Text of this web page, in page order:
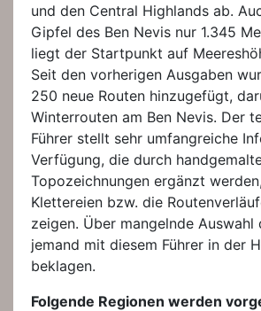
und den Central Highlands ab.
Gipfel des Ben Nevis nur 1.345
liegt der Startpunkt auf
Seit den vorherigen Ausgaben
250 neue Routen hinzugefügt,
Winterrouten am Ben Nevis. Der
Führer stellt sehr umfangreiche
Verfügung, die durch
Topozeichnungen ergänzt
Klettereien bzw. die
zeigen. Über mangelnde Auswahl
jemand mit diesem Führer in der
beklagen.
Folgende Regionen werden